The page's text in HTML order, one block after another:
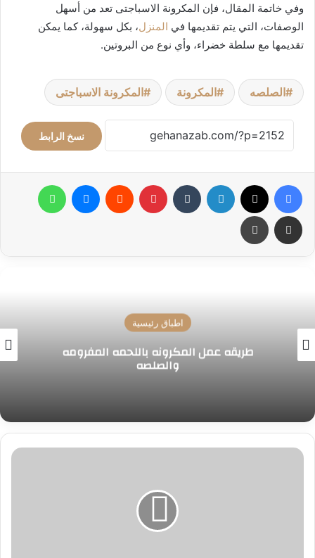
وفي خاتمة المقال، فإن المكرونة الاسباجتى تعد من أسهل
الوصفات، التي يتم تقديمها في المنزل، بكل سهولة، كما يمكن
تقديمها مع سلطة خضراء، وأي نوع من البروتين.
الصلصه المكرونة المكرونة الاسباجتى
نسخ الرابط
فيسبوك لينكدإن بينتيريست ماسنجر
مشاركة عبر البريد طباعة
اطباق رئيسية
طريقه عمل المكرونه باللحمه المفرومه
والصلصه
طريقة